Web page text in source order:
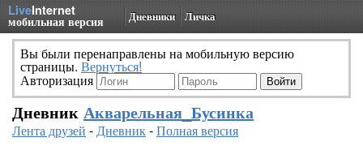
LiveInternet
мобильная версия Дневники Личка
Вы были перенаправлены на мобильную версию
страницы. Вернуться!
Авторизация
Дневник Акварельная_Бусинка
Лента друзей -Дневник-Полная версия